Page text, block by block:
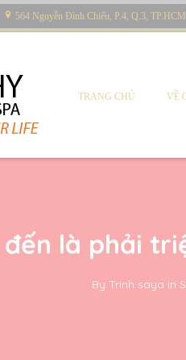
564 Nguyễn Đình Chiểu, P.4, Q.3, TP.HCM
TRANG CHỦ VỀ
đến là phải
By Trinh saya in